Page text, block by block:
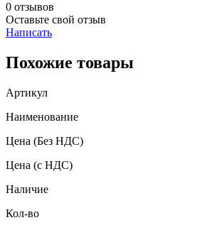
0 отзывов
Оставьте свой отзыв
Написать
Похожие товары
Артикул
Наименование
Цена (Без НДС)
Цена (с НДС)
Наличие
Кол-во